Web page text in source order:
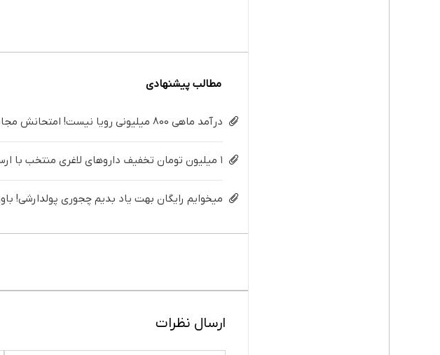
مطالب پیشنهادی
درآمد ماهی 800 میلیونی رویا نیست! امتحانش مجانیه😉
۱ میلیون تومان تخفیف داروهای لاغری منتخب با ارسال از داروخانه نزدیکت
میخوایم رایگان بهت یاد بدیم چجوری پولدارشی!
ارسال نظرات